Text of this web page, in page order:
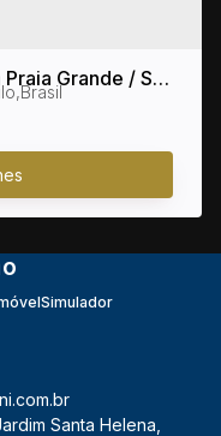
Grande / SP
,Brasil
Simulador
Santa Helena